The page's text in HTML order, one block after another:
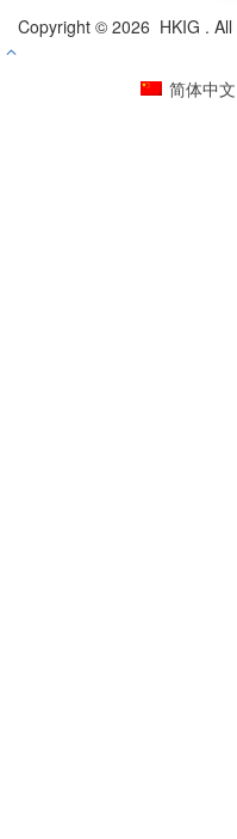
Copyright © 2026 HKIG . All
简体中文